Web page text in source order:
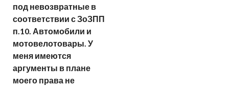
под невозвратные в
соответствии с ЗоЗПП
п.10. Автомобили и
мотовелотовары. У
меня имеются
аргументы в плане
моего права не